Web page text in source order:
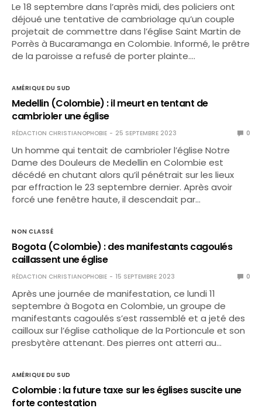
Le 18 septembre dans l’après midi, des policiers ont
déjoué une tentative de cambriolage qu’un couple
projetait de commettre dans l’église Saint Martin de
Porrès à Bucaramanga en Colombie. Informé, le prêtre
de la paroisse a refusé de porter plainte.…
AMÉRIQUE DU SUD
Medellin (Colombie) : il meurt en tentant de
cambrioler une église
RÉDACTION CHRISTIANOPHOBIE 25 SEPTEMBRE 2023 0
Un homme qui tentait de cambrioler l’église Notre
Dame des Douleurs de Medellin en Colombie est
décédé en chutant alors qu’il pénétrait sur les lieux
par effraction le 23 septembre dernier. Après avoir
forcé une fenêtre haute, il descendait par…
NON CLASSÉ
Bogota (Colombie) : des manifestants cagoulés
caillassent une église
RÉDACTION CHRISTIANOPHOBIE 15 SEPTEMBRE 2023 0
Après une journée de manifestation, ce lundi 11
septembre à Bogota en Colombie, un groupe de
manifestants cagoulés s’est rassemblé et a jeté des
cailloux sur l’église catholique de la Portioncule et son
presbytère attenant. Des pierres ont atterri au…
AMÉRIQUE DU SUD
Colombie : la future taxe sur les églises suscite une
forte contestation